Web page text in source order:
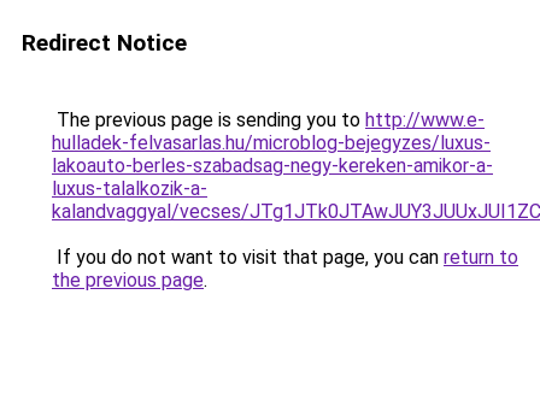
Redirect Notice
The previous page is sending you to http://www.e-
hulladek-felvasarlas.hu/microblog-bejegyzes/luxus-
lakoauto-berles-szabadsag-negy-kereken-amikor-a-
luxus-talalkozik-a-
kalandvaggyal/vecses/
If you do not want to visit that page, you can return to
the previous page.